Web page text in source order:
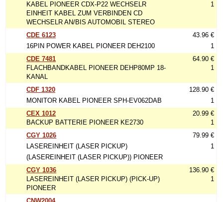
KABEL PIONEER CDX-P22 WECHSELR
EINHEIT KABEL ZUM VERBINDEN CD
WECHSELR AN/BIS AUTOMOBIL STEREO
1
CDE 6123
16PIN POWER KABEL PIONEER DEH2100
43.96 €
1
CDE 7481
FLACHBANDKABEL PIONEER DEHP80MP 18-
KANAL
64.90 €
1
CDF 1320
MONITOR KABEL PIONEER SPH-EV062DAB
128.90 €
1
CEX 1012
BACKUP BATTERIE PIONEER KE2730
20.99 €
1
CGY 1026
LASEREINHEIT (LASER PICKUP)
(LASEREINHEIT (LASER PICKUP)) PIONEER
79.99 €
1
CGY 1036
LASEREINHEIT (LASER PICKUP) (PICK-UP)
PIONEER
136.90 €
1